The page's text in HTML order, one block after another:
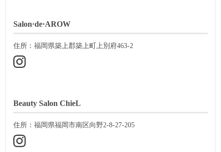
Salon·de·AROW
住所：福岡県築上郡築上町上別府463-2
Beauty Salon ChieL
住所：福岡県福岡市南区向野2-8-27-205